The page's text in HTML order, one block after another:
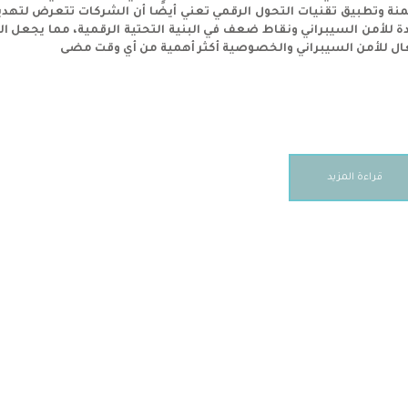
وتطبيق تقنيات التحول الرقمي تعني أيضًا أن الشركات تتعرض
للأمن السيبراني ونقاط ضعف في البنية التحتية الرقمية، مما يجعل
للأمن السيبراني والخصوصية أكثر أهمية من أي وقت مضى